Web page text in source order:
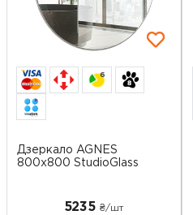
6
Дзеркало AGNES
800x800 StudioGlass
5235 ₴/шт